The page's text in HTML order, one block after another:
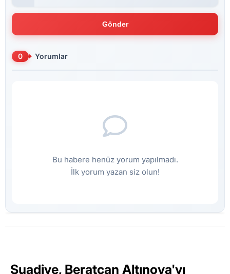
Gönder
0 Yorumlar
Bu habere henüz yorum yapılmadı.
İlk yorum yazan siz olun!
Suadiye, Beratcan Altınova'yı